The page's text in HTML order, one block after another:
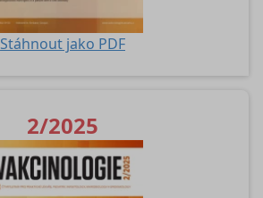
Stáhnout jako PDF
2/2025